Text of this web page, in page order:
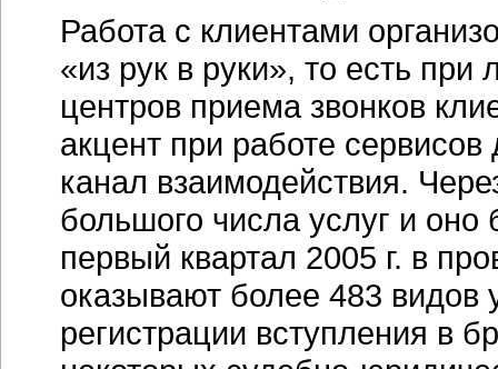
Работа с клиентами
«из рук в руки», то есть
центров приема звонков
акцент при работе
канал взаимодействия.
большого числа услуг и оно
первый квартал 2005 г. в
оказывают более 483 видов
регистрации вступления в